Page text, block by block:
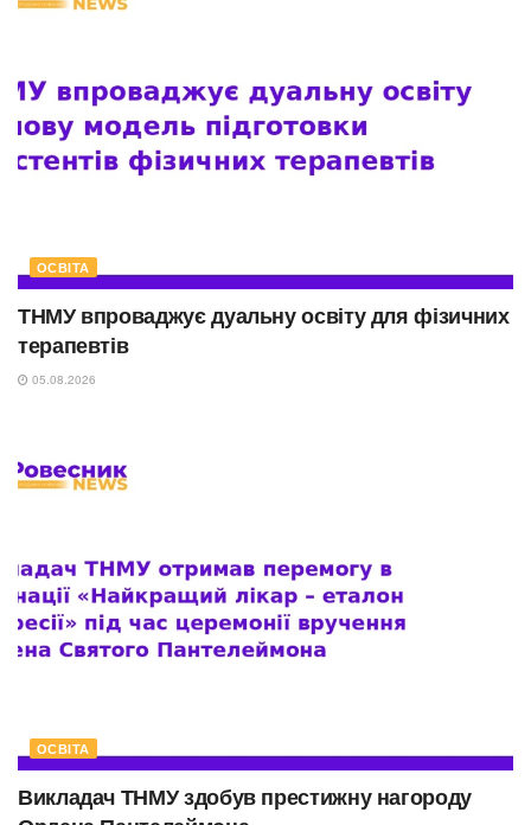
ОСВІТА
ТНМУ впроваджує дуальну освіту для фізичних
терапевтів
05.08.2026
ОСВІТА
Викладач ТНМУ здобув престижну нагороду